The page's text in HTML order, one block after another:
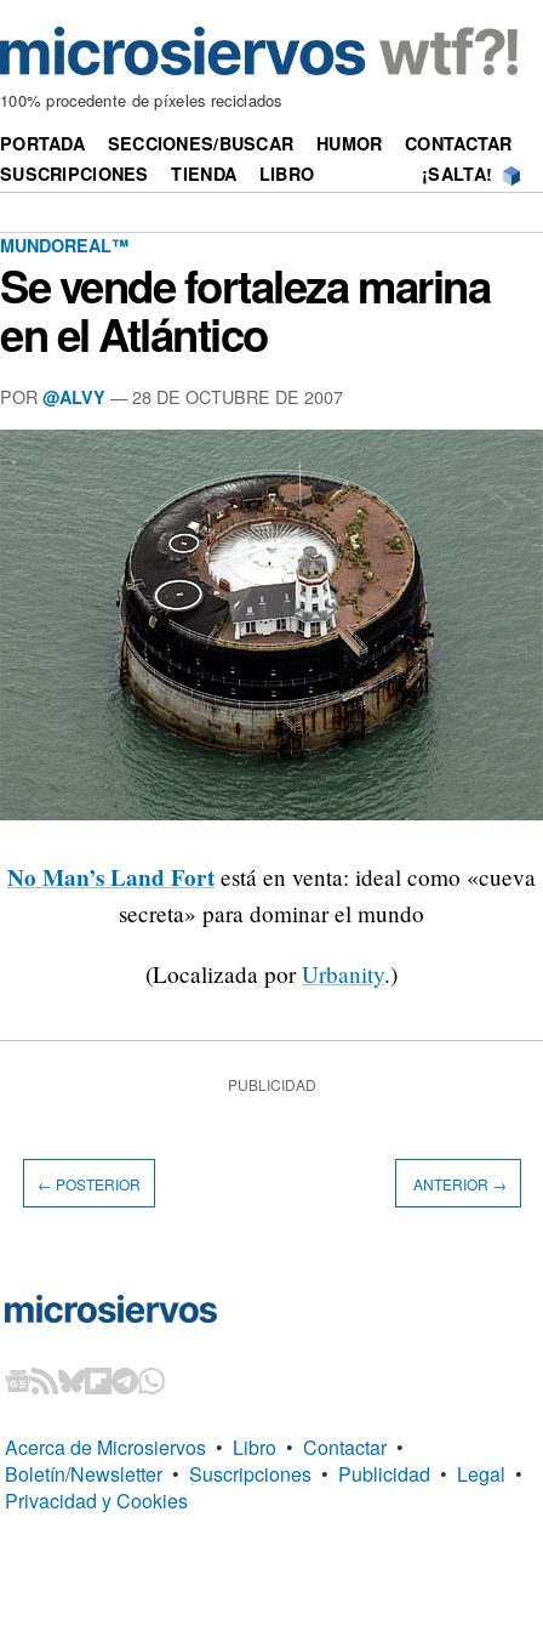
100% procedente de píxeles reciclados
PORTADA SECCIONES/BUSCAR HUMOR
CONTACTAR
SUSCRIPCIONES
TIENDA LIBRO ¡SALTA!
MUNDOREAL™
Se vende fortaleza marina
en el Atlántico
POR @ALVY —28 DE OCTUBRE DE 2007
No Man’s Land Fort está en venta: ideal como «cueva
secreta» para dominar el mundo
(Localizada porUrbanity.)
PUBLICIDAD
← POSTERIOR ANTERIOR →
Acerca de Microsiervos • Libro • Contactar •
Boletín/Newsletter • Suscripciones • Publicidad • Legal •
Privacidad y Cookies